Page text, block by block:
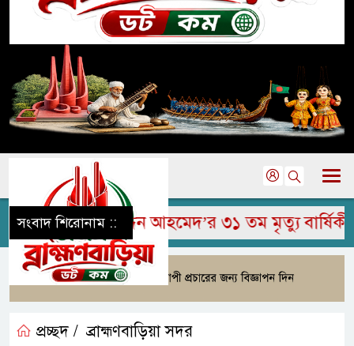
সংবাদ শিরোনাম ::
জামির উদ্দিন আহমেদ’র ৩১ তম মৃত্যু বার্ষিকী
প্রচ্ছদ / ব্রাহ্মণবাড়িয়া সদর